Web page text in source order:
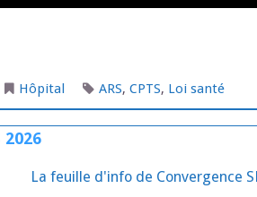
Hôpital ARS,CPTS, Loi santé
2026
La feuille d'info de Convergence